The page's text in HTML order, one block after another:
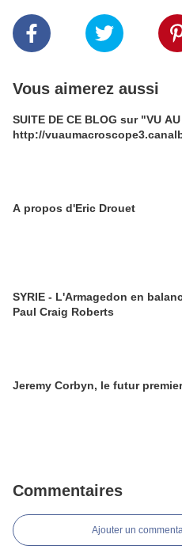
Vous aimerez aussi
SUITE DE CE BLOG sur "VU
http://
A propos d'Eric Drouet
SYRIE - L'Armagedon en
Paul Craig Roberts
Jeremy Corbyn, le futur
Commentaires
Ajouter un